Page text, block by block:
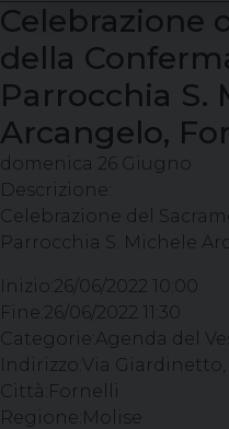
Celebrazione
della
Parrocchia S.
Arcangelo,
domenica 26 Giugno
Descrizione:
Celebrazione del
Parrocchia S. Michele
Inizio: 26/06/2022 10:00
Fine: 26/06/2022 11:30
Categorie: Agenda del
Indirizzo: Via
Città: Fornelli
Regione: Molise